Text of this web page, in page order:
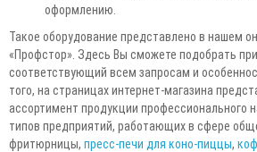
оформлению.
Такое оборудование представлено в нашем
«Профстор». Здесь Вы сможете подобрать
соответствующий всем запросам и
того, на страницах интернет-магазина
ассортимент продукции профессионального
типов предприятий, работающих в сфере
фритюрницы, пресс-печи для коно-пиццы,